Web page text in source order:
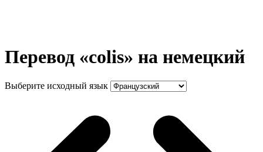
Перевод «colis» на немецкий
Выберите исходный язык